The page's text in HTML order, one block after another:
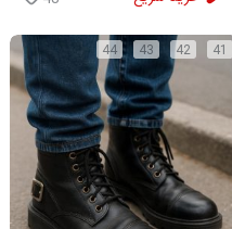
41
42
43
44